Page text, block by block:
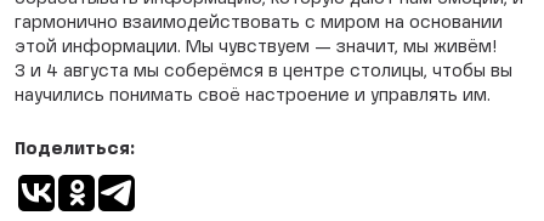
гармонично взаимодействовать с миром на основании
этой информации. Мы чувствуем — значит, мы живём!
3 и 4 августа мы соберёмся в центре столицы, чтобы вы
научились понимать своё настроение и управлять им.
Поделиться: